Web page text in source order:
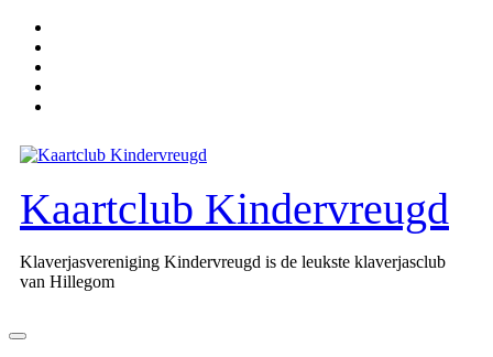
naar
inhoud
Kaartclub Kindervreugd
Klaverjasvereniging Kindervreugd is de leukste klaverjasclub
van Hillegom
Open